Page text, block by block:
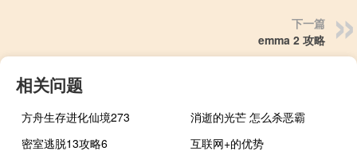
下一篇
emma 2 攻略
相关问题
方舟生存进化仙境273
消逝的光芒 怎么杀恶霸
密室逃脱13攻略6
互联网+的优势